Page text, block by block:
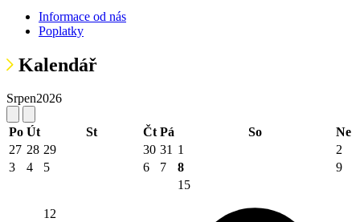
Informace od nás
Poplatky
Kalendář
Srpen2026
Po Út St Čt Pá So
Ne
27 28 29 30 31 1
2
3
4 5 6 7 8 9
12
15